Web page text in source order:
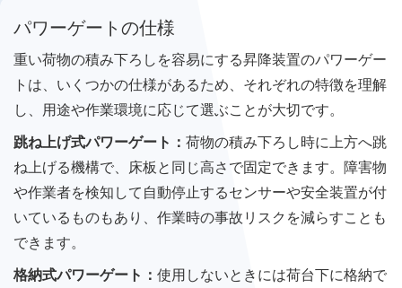
パワーゲートの仕様
重い荷物の積み下ろしを容易にする昇降装置のパワーゲー
トは、いくつかの仕様があるため、それぞれの特徴を理解
し、用途や作業環境に応じて選ぶことが大切です。
跳ね上げ式パワーゲート： 荷物の積み下ろし時に上方へ跳
ね上げる機構で、床板と同じ高さで固定できます。障害物
や作業者を検知して自動停止するセンサーや安全装置が付
いているものもあり、作業時の事故リスクを減らすことも
できます。
格納式パワーゲート： 使用しないときには荷台下に格納で